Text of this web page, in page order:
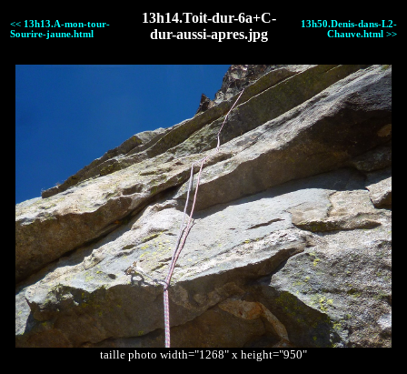
<< 13h13.A-mon-tour-
Sourire-jaune.html
13h14.Toit-dur-6a+C-
dur-aussi-apres.jpg
13h50.Denis-dans-L2-
Chauve.html >>
taille photo width="1268" x height="950"